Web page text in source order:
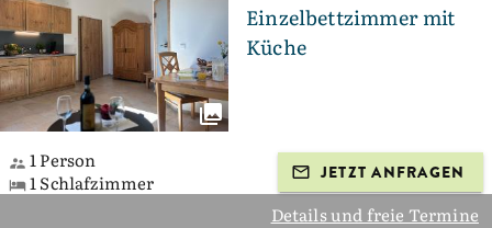
Einzelbettzimmer mit
Küche
1 Person
1 Schlafzimmer
JETZT ANFRAGEN
Details und freie Termine